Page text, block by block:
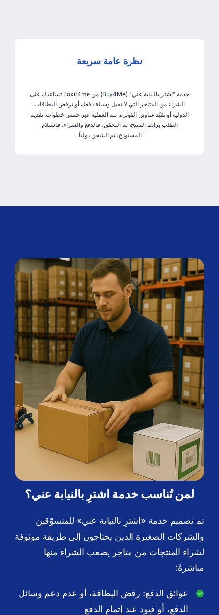
نظرة عامة سريعة
خدمة "اشترِ بالنيابة عني" (Buy4Me) من Boxit4me تساعدك على
الشراء من المتاجر التي لا تقبل وسيلة دفعك أو ترفض البطاقات
الدولية أو تقيّد عناوين الفوترة. تتم العملية عبر خمس خطوات: تقديم
الطلب برابط المنتج، ثم التحقق، فالدفع والشراء، فاستلام
المستودع، ثم الشحن دولياً.
لمن تُناسب خدمة اشترِ بالنيابة عني؟
تم تصميم خدمة «اشترِ بالنيابة عني» للمتسوّقين
والشركات الصغيرة الذين يحتاجون إلى طريقة موثوقة
لشراء المنتجات من متاجر يصعب الشراء منها
مباشرةً:
عوائق الدفع: رفض البطاقة، أو عدم دعم وسائل
الدفع، أو قيود عند إتمام الدفع